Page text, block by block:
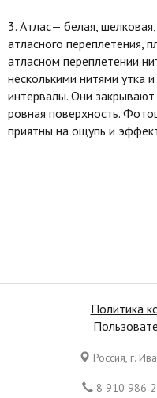
3. Атлас— белая,
атласного переплетения,
атласном переплетении
несколькими нитями утка
интервалы. Они закрывают
ровная поверхность.
приятны на ощупь и
Политика
Россия, г.
8 910 986-